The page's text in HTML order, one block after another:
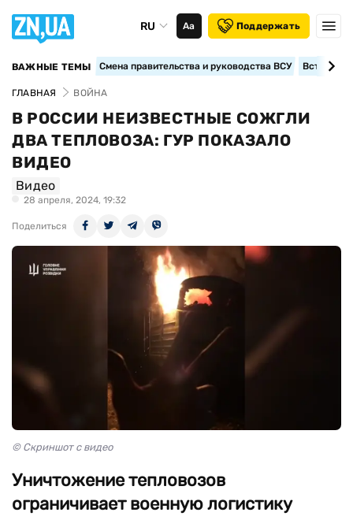
RU Аа Поддержать
ВАЖНЫЕ ТЕМЫ Смена правительства и руководства ВСУ
ГЛАВНАЯ ВОЙНА
В РОССИИ НЕИЗВЕСТНЫЕ СОЖГЛИ
ДВА ТЕПЛОВОЗА: ГУР ПОКАЗАЛО
ВИДЕО
Видео
28 апреля, 2024, 19:32
Поделиться
© Скриншот с видео
Уничтожение тепловозов
ограничивает военную логистику